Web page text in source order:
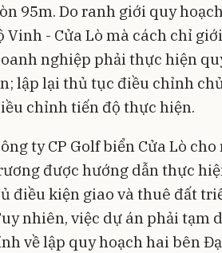
95m. Do ranh giới quy
Vinh - Cửa Lò mà cách chỉ
nghiệp phải thực hiện
lập lại thủ tục điều chỉnh
chỉnh tiến độ thực hiện.
ty CP Golf biển Cửa Lò
được hướng dẫn thực
điều kiện giao và thuê đất
nhiên, việc dự án phải tạm
về lập quy hoạch hai bên